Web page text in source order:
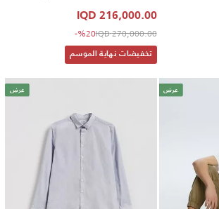
216,000.00 IQD
Price reduced from
270,000.00 IQD
to 216,000.00 IQD
%20-
تخفيضات نهاية الموسم